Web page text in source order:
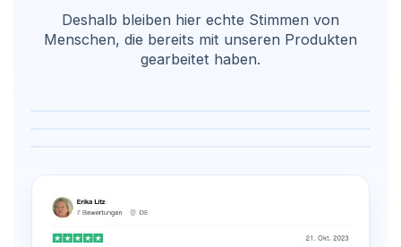
Deshalb bleiben hier echte Stimmen von
Menschen, die bereits mit unseren Produkten
gearbeitet haben.